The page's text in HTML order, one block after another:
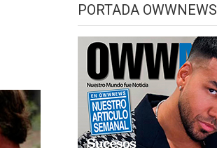
PORTADA OWWNEWS